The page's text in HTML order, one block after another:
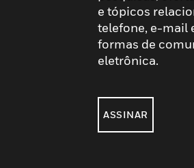
e tópicos
telefone, e-mail
formas de
eletrônica.
ASSINAR